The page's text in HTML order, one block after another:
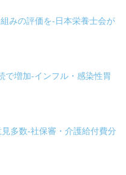
みの評価を-日本栄養士会が
で増加-インフル・感染性胃
多数-社保審・介護給付費分